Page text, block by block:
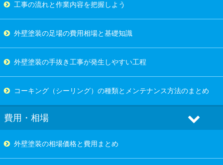
工事の流れと作業内容を把握しよう
外壁塗装の足場の費用相場と基礎知識
外壁塗装の手抜き工事が発生しやすい工程
コーキング（シーリング）の種類とメンテナンス方法のまとめ
費用・相場
外壁塗装の相場価格と費用まとめ